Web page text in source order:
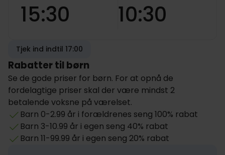
15:30 10:30
Tjek ind indtil 17:00
Rabatter til børn
Se de gode priser for børn. For at opnå de
fordelagtige priser skal der være mindst 2
betalende voksne på værelset.
Barn 0-2.99 år i forældrenes seng 100% rabat
Barn 3-10.99 år i egen seng 40% rabat
Barn 11-99.99 år i egen seng 20% rabat